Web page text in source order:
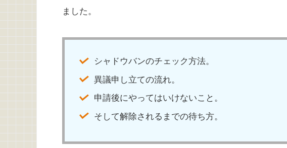
ました。
シャドウバンのチェック方法。
異議申し立ての流れ。
申請後にやってはいけないこと。
そして解除されるまでの待ち方。